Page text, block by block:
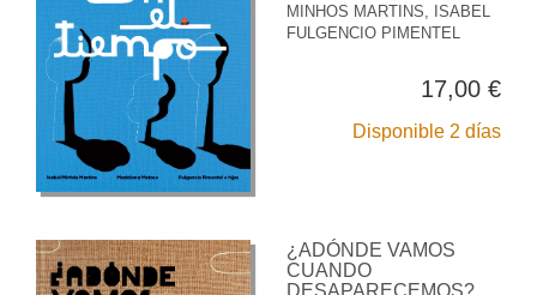
MINHOS MARTINS, ISABEL
FULGENCIO PIMENTEL
17,00 €
Disponible 2 días
¿ADÓNDE VAMOS
CUANDO
DESAPARECEMOS?